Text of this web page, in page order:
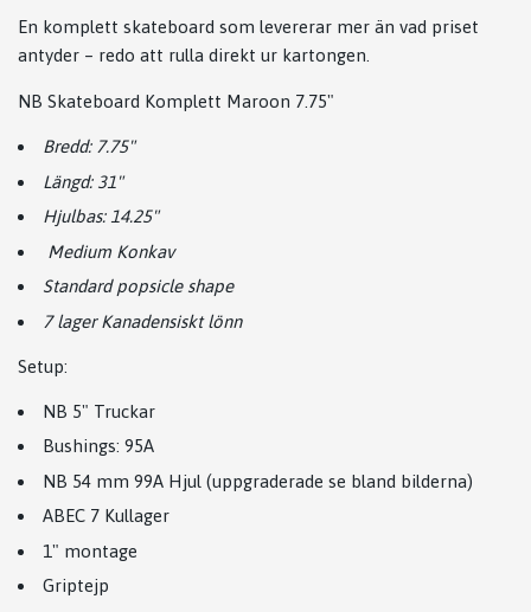
En komplett skateboard som levererar mer än vad priset
antyder – redo att rulla direkt ur kartongen.
NB Skateboard Komplett Maroon 7.75"
Bredd: 7.75"
Längd: 31"
Hjulbas: 14.25"
Medium Konkav
Standard popsicle shape
7 lager Kanadensiskt lönn
Setup:
NB 5" Truckar
Bushings: 95A
NB 54 mm 99A Hjul (uppgraderade se bland bilderna)
ABEC 7 Kullager
1" montage
Griptejp